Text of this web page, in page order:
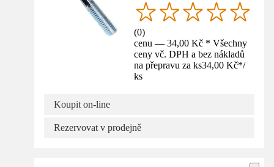
(0)
cenu — 34,00 Kč * Všechny
ceny vč. DPH a bez nákladů
na přepravu za ks34,00 Kč*/
ks
Koupit on-line
Rezervovat v prodejně